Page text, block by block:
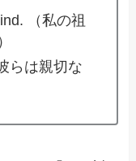
（私の祖
らは親切な